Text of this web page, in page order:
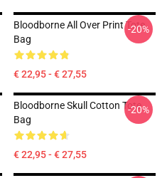
Bloodborne All Over Print Tote
Bag
€ 22,95 - € 27,55
-20%
Bloodborne Skull Cotton Tote
Bag
€ 22,95 - € 27,55
-20%